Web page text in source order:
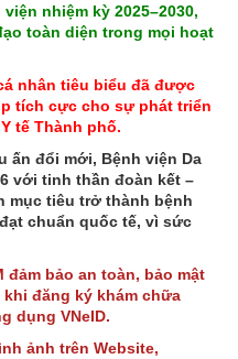
nhiệm kỳ 2025–2030,
toàn diện trong mọi hoạt
nhân tiêu biểu đã được
tích cực cho sự phát triển
tế Thành phố.
ấn đổi mới, Bệnh viện Da
với tinh thần đoàn kết –
mục tiêu trở thành bệnh
chuẩn quốc tế, vì sức
đảm bảo an toàn, bảo mật
đăng ký khám chữa
dụng VNeID.
ảnh trên Website,